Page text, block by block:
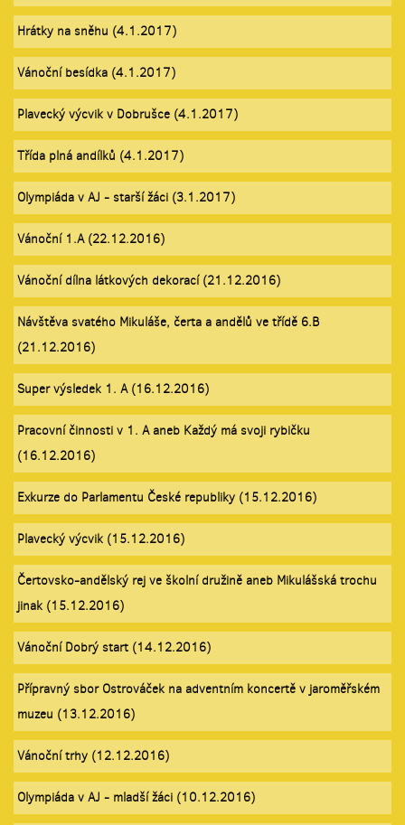
Hrátky na sněhu (4.1.2017)
Vánoční besídka (4.1.2017)
Plavecký výcvik v Dobrušce (4.1.2017)
Třída plná andílků (4.1.2017)
Olympiáda v AJ - starší žáci (3.1.2017)
Vánoční 1.A (22.12.2016)
Vánoční dílna látkových dekorací (21.12.2016)
Návštěva svatého Mikuláše, čerta a andělů ve třídě 6.B
(21.12.2016)
Super výsledek 1. A (16.12.2016)
Pracovní činnosti v 1. A aneb Každý má svoji rybičku
(16.12.2016)
Exkurze do Parlamentu České republiky (15.12.2016)
Plavecký výcvik (15.12.2016)
Čertovsko-andělský rej ve školní družině aneb Mikulášská trochu
jinak (15.12.2016)
Vánoční Dobrý start (14.12.2016)
Přípravný sbor Ostrováček na adventním koncertě v jaroměřském
muzeu (13.12.2016)
Vánoční trhy (12.12.2016)
Olympiáda v AJ - mladší žáci (10.12.2016)